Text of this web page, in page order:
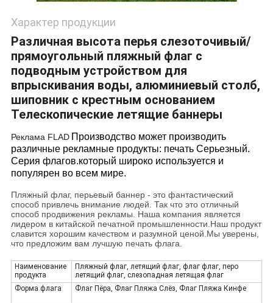
Характер продукции
Различная высота перья слезоточивый/
прямоугольный пляжный флаг с
подводным устройством для
впрыскивания воды, алюминиевый столб,
шиповник с крестным основанием
Телескопические летящие баннеры
Реклама FLAD Производство может производить
различные рекламные продукты: печать Серьезный.
Серия флагов.который широко используется и
популярен во всем мире.
Пляжный флаг, перьевый баннер - это фантастический
способ привлечь внимание людей. Так что это отличный
способ продвижения рекламы. Наша компания является
лидером в китайской печатной промышленности.Наш продукт
славится хорошим качеством и разумной ценой.Мы уверены,
что предложим вам лучшую печать флага.
Наименование
продукта
Пляжный флаг, летящий флаг, флаг флаг, перо
летящий флаг, слезопадная летящая флаг
Форма флага
Флаг Пёра, Флаг Пляжа Слёз, Флаг Пляжа Кинфе